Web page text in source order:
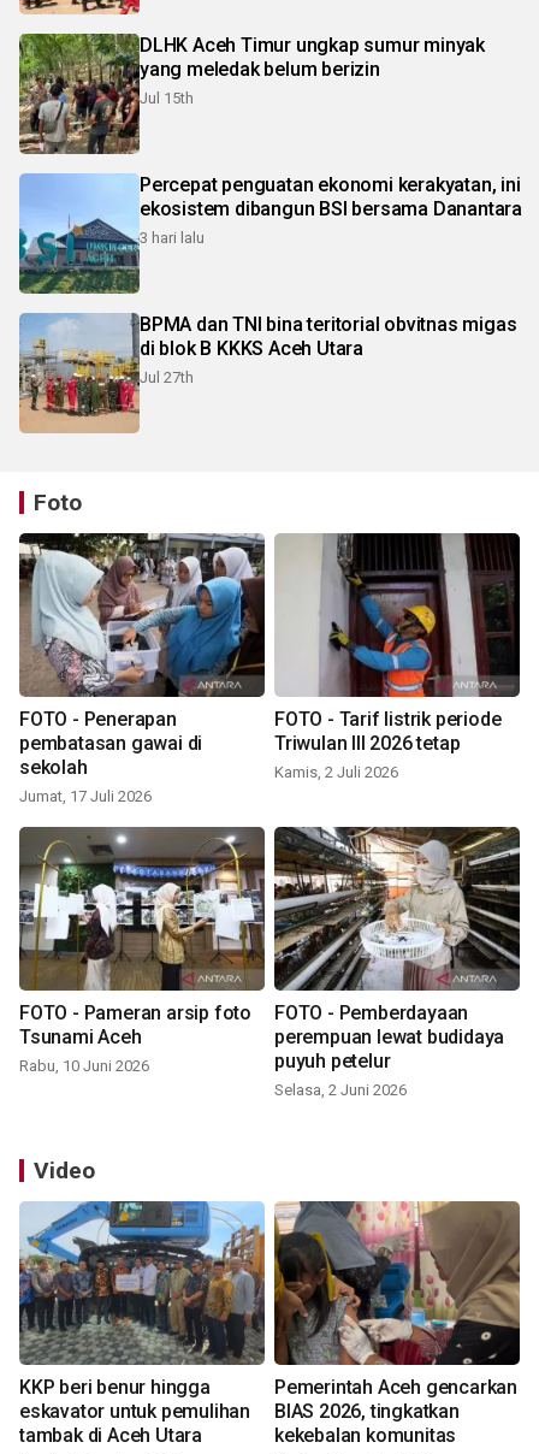
DLHK Aceh Timur ungkap sumur minyak
yang meledak belum berizin
Jul 15th
Percepat penguatan ekonomi kerakyatan, ini
ekosistem dibangun BSI bersama Danantara
3 hari lalu
BPMA dan TNI bina teritorial obvitnas migas
di blok B KKKS Aceh Utara
Jul 27th
Foto
FOTO - Penerapan
pembatasan gawai di
sekolah
Jumat, 17 Juli 2026
FOTO - Tarif listrik periode
Triwulan III 2026 tetap
Kamis, 2 Juli 2026
FOTO - Pameran arsip foto
Tsunami Aceh
Rabu, 10 Juni 2026
FOTO - Pemberdayaan
perempuan lewat budidaya
puyuh petelur
Selasa, 2 Juni 2026
Video
KKP beri benur hingga
eskavator untuk pemulihan
tambak di Aceh Utara
Pemerintah Aceh gencarkan
BIAS 2026, tingkatkan
kekebalan komunitas